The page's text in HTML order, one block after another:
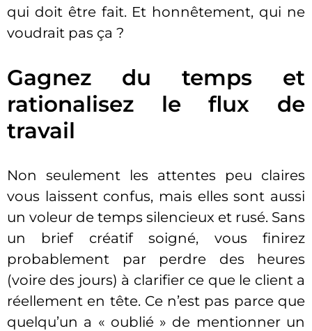
qui doit être fait. Et honnêtement, qui ne
voudrait pas ça ?
Gagnez du temps et
rationalisez le flux de
travail
Non seulement les attentes peu claires
vous laissent confus, mais elles sont aussi
un voleur de temps silencieux et rusé. Sans
un brief créatif soigné, vous finirez
probablement par perdre des heures
(voire des jours) à clarifier ce que le client a
réellement en tête. Ce n’est pas parce que
quelqu’un a « oublié » de mentionner un